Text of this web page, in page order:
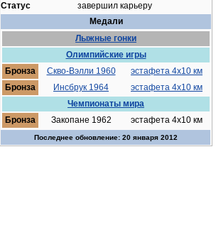
Статус
завершил карьеру
Медали
Лыжные гонки
Олимпийские игры
Бронза
Скво-Вэлли 1960
эстафета 4x10 км
Бронза
Инсбрук 1964
эстафета 4x10 км
Чемпионаты мира
Бронза
Закопане 1962 эстафета 4x10 км
Последнее обновление: 20 января 2012